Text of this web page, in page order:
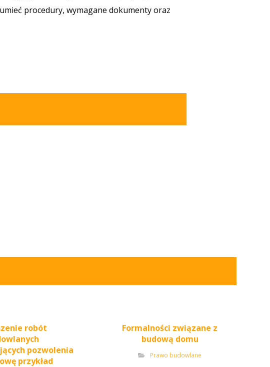
procedury, wymagane dokumenty oraz
robót
pozwolenia
przykład
Formalności związane z
budową domu
Prawo budowlane